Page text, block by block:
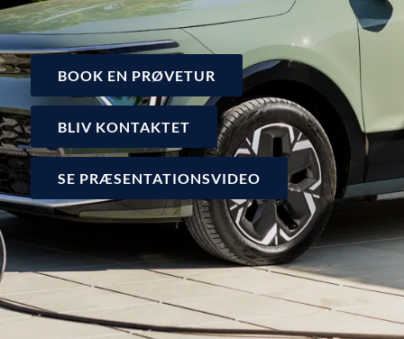
BOOK EN PRØVETUR
BLIV KONTAKTET
SE PRÆSENTATIONSVIDEO